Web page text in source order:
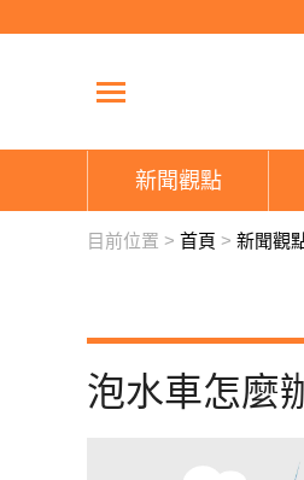
新聞觀點
目前位置 > 首頁 > 新聞觀
泡水車怎麼